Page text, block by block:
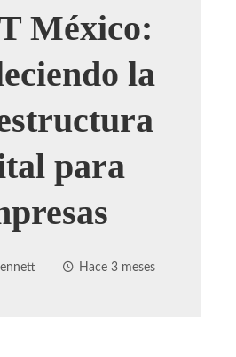
México:
la
para
Hace 3 meses